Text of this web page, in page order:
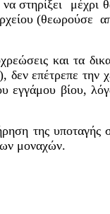
στηρίξει μέχρι
(θεωρούσε
και τα
επέτρεπε την
εγγάμου βίου,
της υποταγής
μοναχών.